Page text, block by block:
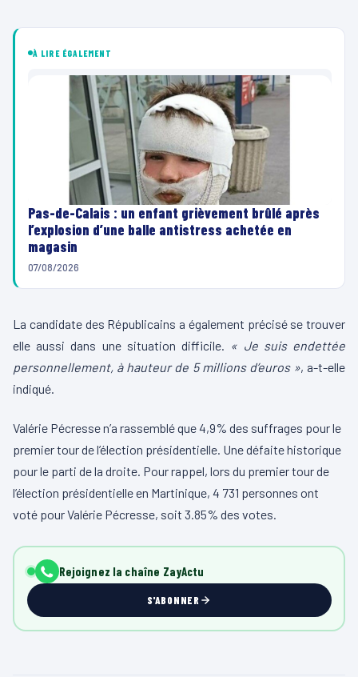
À LIRE ÉGALEMENT
Pas-de-Calais : un enfant grièvement brûlé après
l’explosion d’une balle antistress achetée en
magasin
07/08/2026
La candidate des Républicains a également précisé se trouver
elle aussi dans une situation difficile. « Je suis endettée
personnellement, à hauteur de 5 millions d’euros », a-t-elle
indiqué.
Valérie Pécresse n’a rassemblé que 4,9% des suffrages pour le
premier tour de l’élection présidentielle. Une défaite historique
pour le parti de la droite. Pour rappel, lors du premier tour de
l’élection présidentielle en Martinique, 4 731 personnes ont
voté pour Valérie Pécresse, soit 3.85% des votes.
Rejoignez la chaîne ZayActu
S'ABONNER